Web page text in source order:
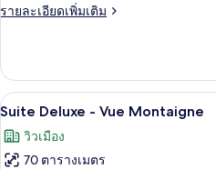
เพรส
เดน
เชีย
ล
สวีท
รายละเอียดเพิ่มเติม
ราย
เกี่ยว
กับ
ห้อง
ซิ
เดน
เปิด
ภาพถ่าย
ทั้งหมด
5
Suite Deluxe - Vue Montaigne
วิวเมือง
70 ตารางเมตร